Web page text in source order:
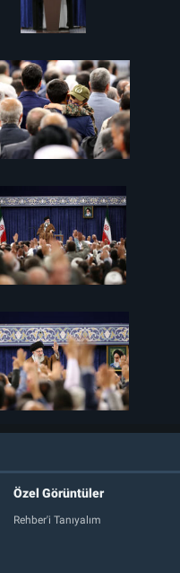
Özel Görüntüler
Rehber'i Tanıyalım